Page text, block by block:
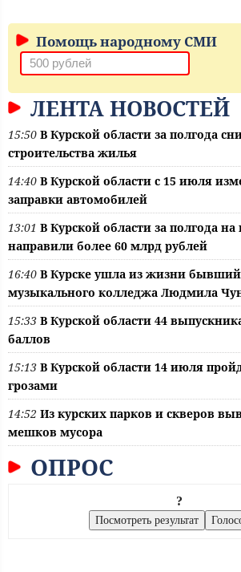
Помощь народному СМИ
ЛЕНТА НОВОСТЕЙ
15:50 В Курской области за полгода
строительства жилья
14:40 В Курской области с 15 июля
заправки автомобилей
13:01 В Курской области за полгода
направили более 60 млрд рублей
16:40 В Курске ушла из жизни
музыкального колледжа Людмила
15:33 В Курской области 44
баллов
15:13 В Курской области 14 июля
грозами
14:52 Из курских парков и скверов
мешков мусора
ОПРОС
?